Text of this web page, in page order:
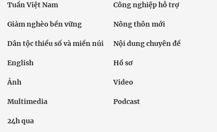
Tuần Việt Nam Công nghiệp hỗ trợ
Giảm nghèo bền vững Nông thôn mới
Dân tộc thiểu số và miền núi Nội dung chuyên đề
English Hồ sơ
Ảnh Video
Multimedia Podcast
24h qua